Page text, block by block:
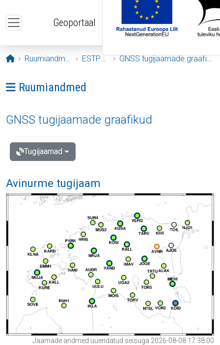
Geoportaal
Avaleht
Ruumiandmed ESTPOS GNSS tugijaamade graafikud
Ava menüü: Ruumiandmed
Ruumiandmed
GNSS tugijaamade graafikud
Tugijaamad
Avinurme tugijaam
Jaamade andmed uuendatud seisuga 2026-08-08 17:38:00